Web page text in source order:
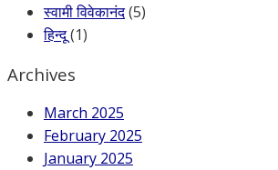
स्वामी विवेकानंद(5)
हिन्दू(1)
Archives
March 2025
February 2025
January 2025